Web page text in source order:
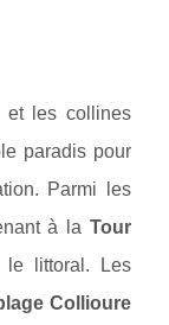
et les collines
paradis pour
Parmi les
à la Tour
le littoral. Les
Collioure